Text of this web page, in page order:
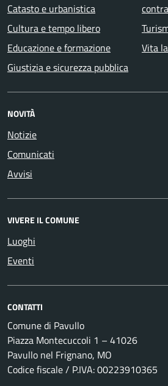
Catasto e urbanistica
Cultura e tempo libero
Educazione e formazione
Giustizia e sicurezza pubblica
Vita
NOVITÀ
Notizie
Comunicati
Avvisi
VIVERE IL COMUNE
Luoghi
Eventi
CONTATTI
Comune di Pavullo
Piazza Montecuccoli 1 – 41026
Pavullo nel Frignano, MO
Codice fiscale / P.IVA: 00223910365